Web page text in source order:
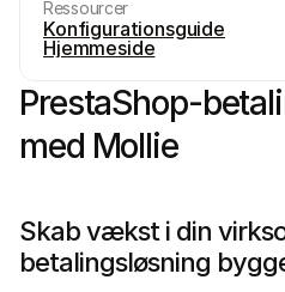
Ressourcer
Konfigurationsguide
Hjemmeside
PrestaShop-
med Mollie
Skab vækst i din
betalingsløsning
Biblioteker
Integrer Mollie med klar-til-brug
Discord-fællesskab